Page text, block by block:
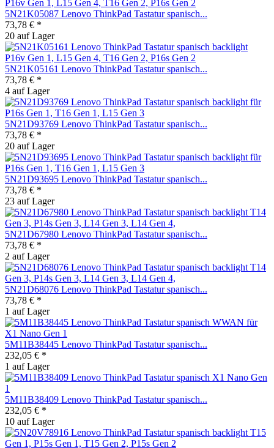
5N21K05087 Lenovo ThinkPad Tastatur spanisch...
73,78 € *
20 auf Lager
5N21K05161 Lenovo ThinkPad Tastatur spanisch...
73,78 € *
4 auf Lager
5N21D93769 Lenovo ThinkPad Tastatur spanisch...
73,78 € *
20 auf Lager
5N21D93695 Lenovo ThinkPad Tastatur spanisch...
73,78 € *
23 auf Lager
5N21D67980 Lenovo ThinkPad Tastatur spanisch...
73,78 € *
2 auf Lager
5N21D68076 Lenovo ThinkPad Tastatur spanisch...
73,78 € *
1 auf Lager
5M11B38445 Lenovo ThinkPad Tastatur spanisch...
232,05 € *
1 auf Lager
5M11B38409 Lenovo ThinkPad Tastatur spanisch...
232,05 € *
10 auf Lager